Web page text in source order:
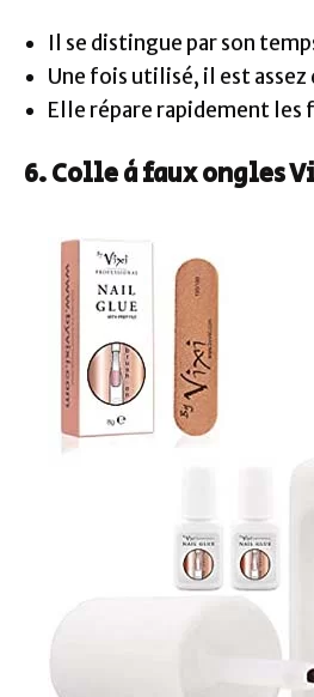
Il se distingue par son
Une fois utilisé, il est assez
Elle répare rapidement les
6. Colle à faux ongles